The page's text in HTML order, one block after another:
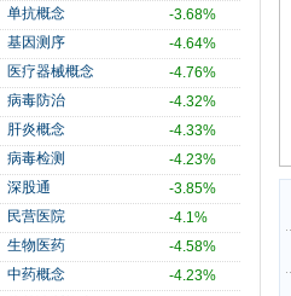
单抗概念
-3.68%
基因测序
-4.64%
医疗器械概念
-4.76%
病毒防治
-4.32%
肝炎概念
-4.33%
病毒检测
-4.23%
深股通
-3.85%
民营医院
-4.1%
生物医药
-4.58%
中药概念
-4.23%